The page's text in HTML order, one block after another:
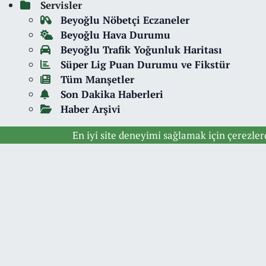
Servisler
Beyoğlu Nöbetçi Eczaneler
Beyoğlu Hava Durumu
Beyoğlu Trafik Yoğunluk Haritası
Süper Lig Puan Durumu ve Fikstür
Tüm Manşetler
Son Dakika Haberleri
Haber Arşivi
En iyi site deneyimi sağlamak için